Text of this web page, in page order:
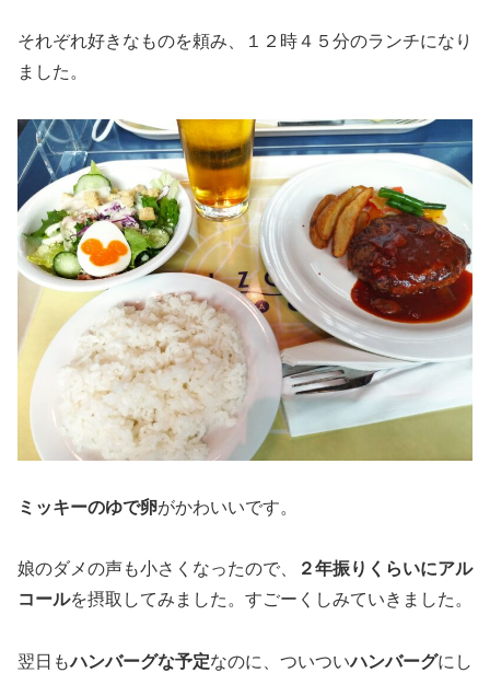
それぞれ好きなものを頼み、１２時４５分のランチになり
ました。
ミッキーのゆで卵がかわいいです。
娘のダメの声も小さくなったので、
２年振りくらいにアル
コールを摂取してみました。すごーくしみていきました。
翌日もハンバーグな予定なのに、ついついハンバーグにし